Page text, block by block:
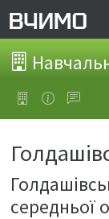
середньої